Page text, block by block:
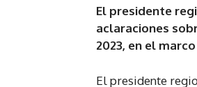
El presidente
aclaraciones
2023, en el
El presidente